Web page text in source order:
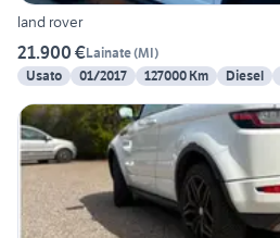
land rover
21.900 €Lainate(MI)
Usato
01/2017 127000 Km Diesel